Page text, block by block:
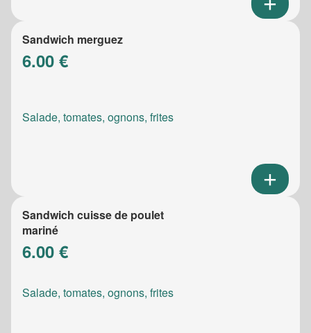
Sandwich merguez
6.00 €
Salade, tomates, ognons, frites
Sandwich cuisse de poulet
mariné
6.00 €
Salade, tomates, ognons, frites